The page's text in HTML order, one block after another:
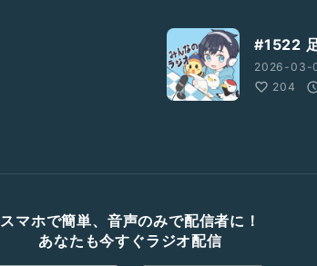
#1522
2026-03-
204
スマホで簡単、音声のみで配信者に！
あなたも今すぐラジオ配信